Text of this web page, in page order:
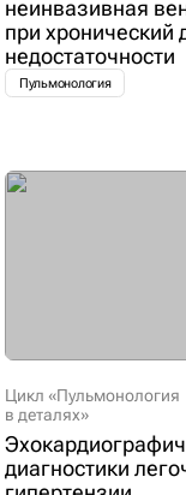
неинвазивная
при хронический
недостаточности
Пульмонология
Цикл «Пульмонология
в деталях»
диагностики